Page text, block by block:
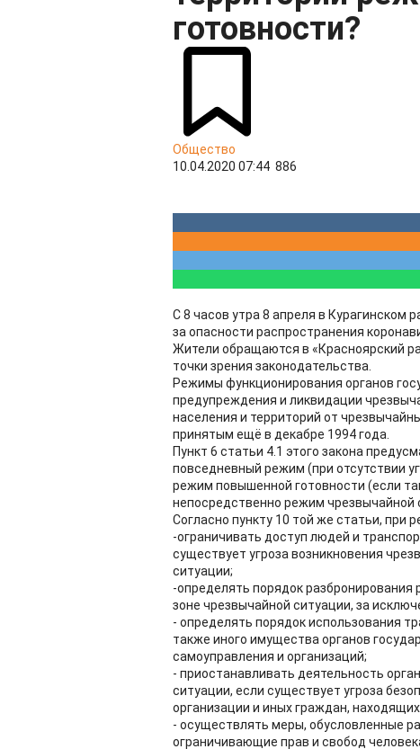
готовности?
Общество
10.04.2020 07:44 886
С 8 часов утра 8 апреля в Курагинском
за опасности распространения
Жители обращаются в «Красноярский
точки зрения законодательства.
Режимы функционирования органов
предупреждения и ликвидации
населения и территорий от
принятым ещё в декабре 1994 года.
Пункт 6 статьи 4.1 этого закона
повседневный режим (при отсутствии
режим повышенной готовности (если
непосредственно режим чрезвычайной
Согласно пункту 10 той же статьи, при
-ограничивать доступ людей и
существует угроза возникновения
ситуации;
-определять порядок
зоне чрезвычайной ситуации, за
- определять порядок использования
также иного имущества органов
самоуправления и организаций;
- приостанавливать деятельность
ситуации, если существует угроза
организации и иных граждан,
- осуществлять меры, обусловленные
ограничивающие прав и свобод